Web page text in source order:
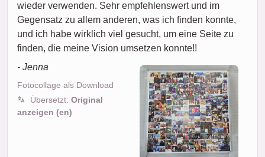
wieder verwenden. Sehr empfehlenswert und im
Gegensatz zu allem anderen, was ich finden konnte,
und ich habe wirklich viel gesucht, um eine Seite zu
finden, die meine Vision umsetzen konnte!!
- Jenna
Fotocollage als Download
Übersetzt: Original
anzeigen (en)